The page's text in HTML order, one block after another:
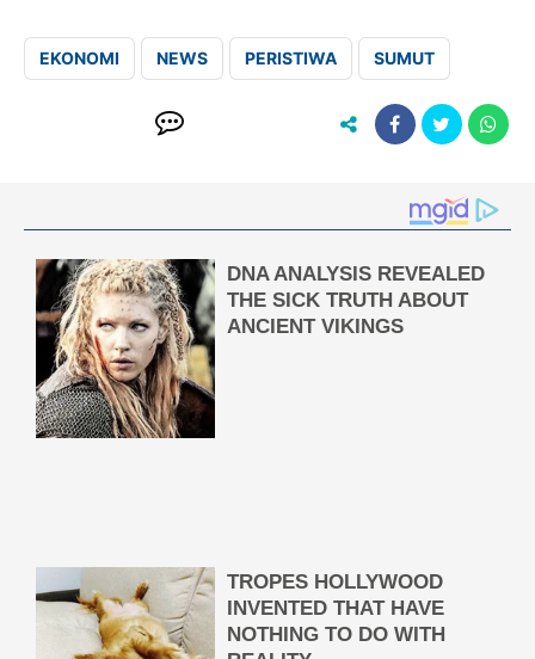
EKONOMI NEWS PERISTIWA SUMUT